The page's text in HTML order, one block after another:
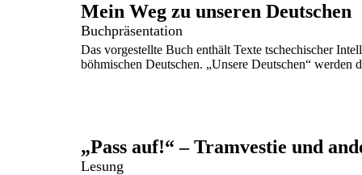
Mein Weg zu unseren Deutschen
Buchpräsentation
Das vorgestellte Buch enthält Texte tschechischer
böhmischen Deutschen. „Unsere Deutschen“ werden
„Pass auf!“ – Tramvestie und
Lesung